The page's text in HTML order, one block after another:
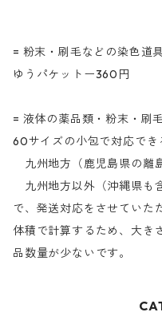
= 粉末・刷毛などの染色道
ゆうパケットー360円
= 液体の薬品類・粉末・刷
60サイズの小包で対応でき
九州地方（鹿児島県の離
九州地方以外（沖縄県も
で、発送対応をさせていた
体積で計算するため、大き
品数量が少ないです。